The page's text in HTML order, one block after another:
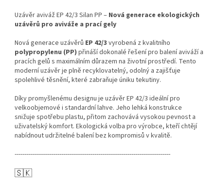
Uzávěr aviváž EP 42/3 Silan PP – Nová generace ekologických
uzávěrů pro aviváže a prací gely
Nová generace uzávěrů EP 42/3 vyrobená z kvalitního
polypropylenu (PP) přináší dokonalé řešení pro balení aviváží a
pracích gelů s maximálním důrazem na životní prostředí. Tento
moderní uzávěr je plně recyklovatelný, odolný a zajišťuje
spolehlivé těsnění, které zabraňuje úniku tekutiny.
Díky promyšlenému designu je uzávěr EP 42/3 ideální pro
velkoobjemové i standardní lahve. Jeho lehká konstrukce
snižuje spotřebu plastu, přitom zachovává vysokou pevnost a
uživatelský komfort. Ekologická volba pro výrobce, kteří chtějí
nabídnout udržitelné balení bez kompromisů v kvalitě.
--------------------------------------------------------------------------------
🇸🇰